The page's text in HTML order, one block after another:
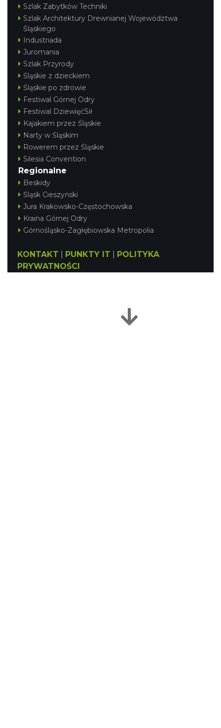
Szlak Zabytków Techniki
Szlak Architektury Drewnianej Województwa
Śląskiego
Industriada
Juromania
Szlak Przyrody
Śląskie z dzieckiem
Śląskie po zdrowie
Festiwal Górnej Odry
Festiwal DziewięćSił
Kajakiem przez Śląskie
Narty w Śląskim
Rowerem przez Śląskie
Silesia Convention
Regionalne
Beskidy
Śląsk Cieszyński
Jura Krakowsko-Częstochowska
Kraina Górnej Odry
Górnośląsko-Zagłębiowska Metropolia
KONTAKT PUNKTY IT
POLITYKA
PRYWATNOŚCI